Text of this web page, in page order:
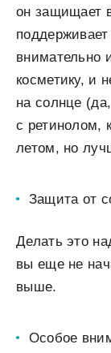
он защищает
внимательно
косметику, и
на солнце
с ретинолом,
летом, но
Защита от
Делать это
вы еще не
выше.
Особое